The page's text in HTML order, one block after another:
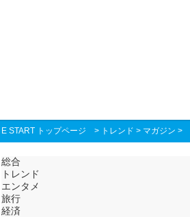
E START トップページ > トレンド > マガジン >
総合
トレンド
エンタメ
旅行
経済